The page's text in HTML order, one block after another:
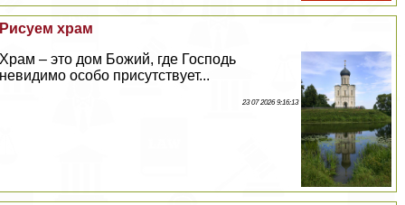
Рисуем храм
Храм – это дом Божий, где Господь
невидимо особо присутствует...
23 07 2026 9:16:13